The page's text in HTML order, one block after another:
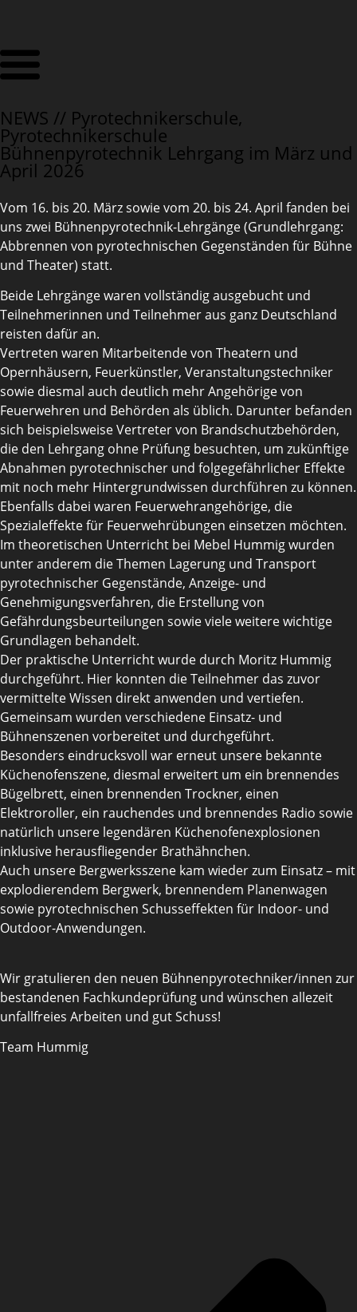
NEWS // Pyrotechnikerschule,
Pyrotechnikerschule
Bühnenpyrotechnik Lehrgang im März und
April 2026
Vom 16. bis 20. März sowie vom 20. bis 24. April fanden bei
uns zwei Bühnenpyrotechnik-Lehrgänge (Grundlehrgang:
Abbrennen von pyrotechnischen Gegenständen für Bühne
und Theater) statt.
Beide Lehrgänge waren vollständig ausgebucht und
Teilnehmerinnen und Teilnehmer aus ganz Deutschland
reisten dafür an.
Vertreten waren Mitarbeitende von Theatern und
Opernhäusern, Feuerkünstler, Veranstaltungstechniker
sowie diesmal auch deutlich mehr Angehörige von
Feuerwehren und Behörden als üblich. Darunter befanden
sich beispielsweise Vertreter von Brandschutzbehörden,
die den Lehrgang ohne Prüfung besuchten, um zukünftige
Abnahmen pyrotechnischer und folgegefährlicher Effekte
mit noch mehr Hintergrundwissen durchführen zu können.
Ebenfalls dabei waren Feuerwehrangehörige, die
Spezialeffekte für Feuerwehrübungen einsetzen möchten.
Im theoretischen Unterricht bei Mebel Hummig wurden
unter anderem die Themen Lagerung und Transport
pyrotechnischer Gegenstände, Anzeige- und
Genehmigungsverfahren, die Erstellung von
Gefährdungsbeurteilungen sowie viele weitere wichtige
Grundlagen behandelt.
Der praktische Unterricht wurde durch Moritz Hummig
durchgeführt. Hier konnten die Teilnehmer das zuvor
vermittelte Wissen direkt anwenden und vertiefen.
Gemeinsam wurden verschiedene Einsatz- und
Bühnenszenen vorbereitet und durchgeführt.
Besonders eindrucksvoll war erneut unsere bekannte
Küchenofenszene, diesmal erweitert um ein brennendes
Bügelbrett, einen brennenden Trockner, einen
Elektroroller, ein rauchendes und brennendes Radio sowie
natürlich unsere legendären Küchenofenexplosionen
inklusive herausfliegender Brathähnchen.
Auch unsere Bergwerksszene kam wieder zum Einsatz – mit
explodierendem Bergwerk, brennendem Planenwagen
sowie pyrotechnischen Schusseffekten für Indoor- und
Outdoor-Anwendungen.
Wir gratulieren den neuen Bühnenpyrotechniker/innen zur
bestandenen Fachkundeprüfung und wünschen allezeit
unfallfreies Arbeiten und gut Schuss!
Team Hummig